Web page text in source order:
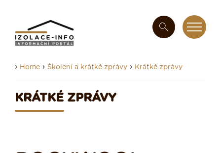
› Home › Školení a krátké zprávy › Krátké zprávy
KRÁTKÉ ZPRÁVY